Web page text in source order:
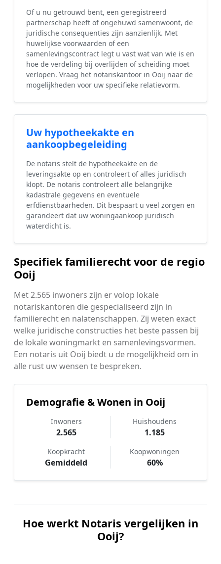
Of u nu getrouwd bent, een geregistreerd
partnerschap heeft of ongehuwd samenwoont, de
juridische consequenties zijn aanzienlijk. Met
huwelijkse voorwaarden of een
samenlevingscontract legt u vast wat van wie is en
hoe de verdeling bij overlijden of scheiding moet
verlopen. Vraag het notariskantoor in Ooij naar de
mogelijkheden voor uw specifieke relatievorm.
Uw hypotheekakte en
aankoopbegeleiding
De notaris stelt de hypotheekakte en de
leveringsakte op en controleert of alles juridisch
klopt. De notaris controleert alle belangrijke
kadastrale gegevens en eventuele
erfdienstbaarheden. Dit bespaart u veel zorgen en
garandeert dat uw woningaankoop juridisch
waterdicht is.
Specifiek familierecht voor de regio
Ooij
Met 2.565 inwoners zijn er volop lokale
notariskantoren die gespecialiseerd zijn in
familierecht en nalatenschappen. Zij weten exact
welke juridische constructies het beste passen bij
de lokale woningmarkt en samenlevingsvormen.
Een notaris uit Ooij biedt u de mogelijkheid om in
alle rust uw wensen te bespreken.
Demografie & Wonen in Ooij
Inwoners
2.565
Huishoudens
1.185
Koopkracht
Gemiddeld
Koopwoningen
60%
Hoe werkt Notaris vergelijken in
Ooij?